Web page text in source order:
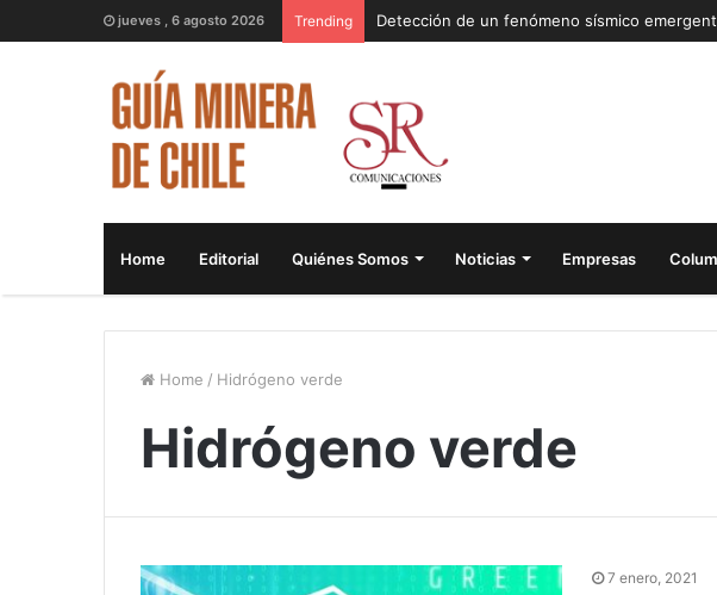
jueves , 6 agosto 2026 Trending
Home Editorial Quiénes Somos Noticias Empresas
Home / Hidrógeno verde
Hidrógeno verde
7 enero, 2021